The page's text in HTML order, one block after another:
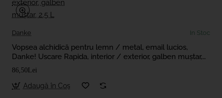
Danke In Stoc
Vopsea alchidică pentru lemn / metal, email lucios,
Danke! Uscare Rapida, interior / exterior, galben muștar,
2.5 L
86,50Lei
Adaugă în Coş